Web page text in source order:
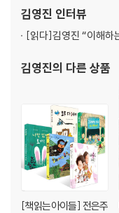
김영진 인터뷰
[읽다]김영진 “이해하
김영진의 다른 상품
[책읽는아이들] 전은주